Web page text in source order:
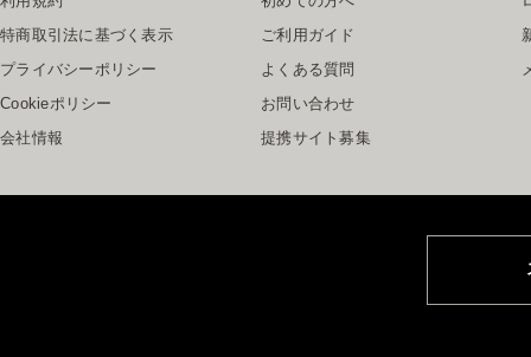
特商取引法に基づく表示
プライバシーポリシー
Cookieポリシー
会社情報
ご利用ガイド
よくある質問
お問い合わせ
提携サイト募集